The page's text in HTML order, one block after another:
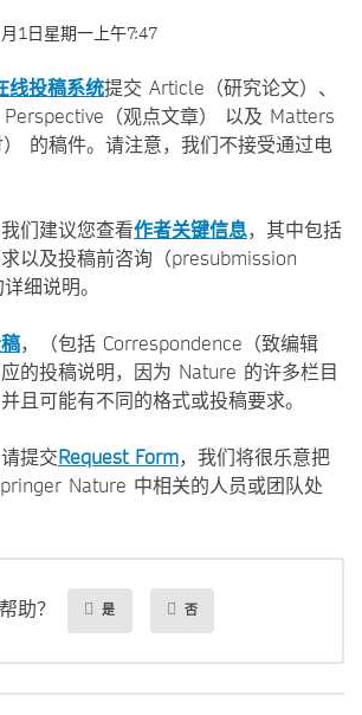
1日星期一上午7:47
线投稿系统提交 Article（研究论文）、
Perspective（观点文章） 以及 Matters
的稿件。请注意，我们不接受通过电
们建议您查看作者关键信息，其中包括
以及投稿前咨询（presubmission
细说明。
，（包括 Correspondence（致编辑
的投稿说明，因为 Nature 的许多栏目
且可能有不同的格式或投稿要求。
提交Request Form，我们将很乐意把
Nature 中相关的人员或团队处
助？ 是 否